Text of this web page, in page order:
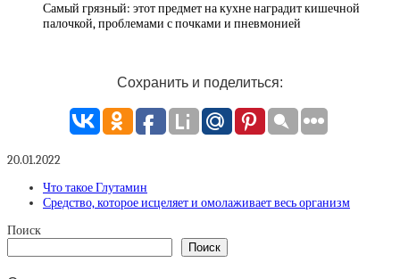
Самый грязный: этот предмет на кухне наградит кишечной
палочкой, проблемами с почками и пневмонией
Сохранить и поделиться:
20.01.2022
Что такое Глутамин
Средство, которое исцеляет и омолаживает весь организм
Поиск
Поиск